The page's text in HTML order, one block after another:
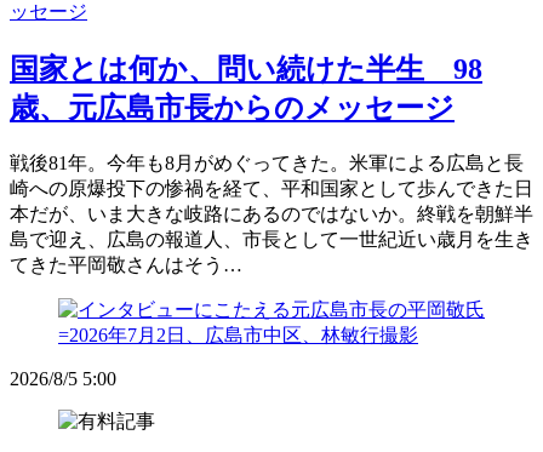
ッセージ
国家とは何か、問い続けた半生 98
歳、元広島市長からのメッセージ
戦後81年。今年も8月がめぐってきた。米軍による広島と長
崎への原爆投下の惨禍を経て、平和国家として歩んできた日
本だが、いま大きな岐路にあるのではないか。終戦を朝鮮半
島で迎え、広島の報道人、市長として一世紀近い歳月を生き
てきた平岡敬さんはそう…
2026/8/5 5:00